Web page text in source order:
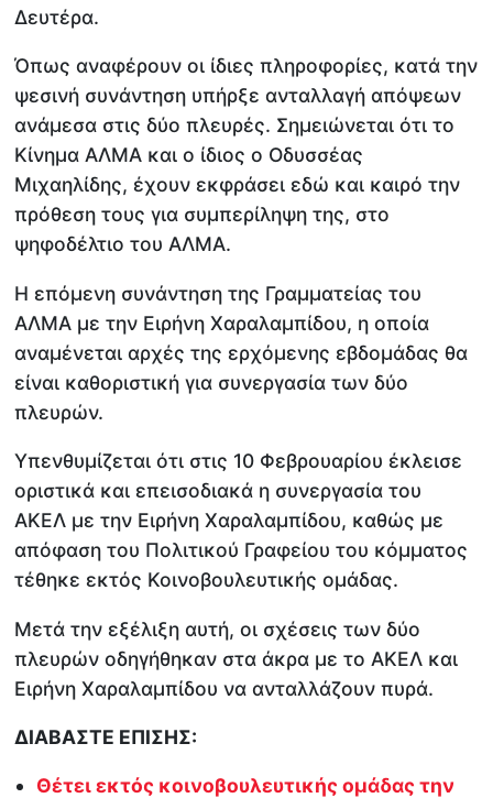
Δευτέρα.
Όπως αναφέρουν οι ίδιες πληροφορίες, κατά την
ψεσινή συνάντηση υπήρξε ανταλλαγή απόψεων
ανάμεσα στις δύο πλευρές. Σημειώνεται ότι το
Κίνημα ΑΛΜΑ και ο ίδιος ο Οδυσσέας
Μιχαηλίδης, έχουν εκφράσει εδώ και καιρό την
πρόθεση τους για συμπερίληψη της, στο
ψηφοδέλτιο του ΑΛΜΑ.
Η επόμενη συνάντηση της Γραμματείας του
ΑΛΜΑ με την Ειρήνη Χαραλαμπίδου, η οποία
αναμένεται αρχές της ερχόμενης εβδομάδας θα
είναι καθοριστική για συνεργασία των δύο
πλευρών.
Υπενθυμίζεται ότι στις 10 Φεβρουαρίου έκλεισε
οριστικά και επεισοδιακά η συνεργασία του
ΑΚΕΛ με την Ειρήνη Χαραλαμπίδου, καθώς με
απόφαση του Πολιτικού Γραφείου του κόμματος
τέθηκε εκτός Κοινοβουλευτικής ομάδας.
Μετά την εξέλιξη αυτή, οι σχέσεις των δύο
πλευρών οδηγήθηκαν στα άκρα με το ΑΚΕΛ και
Ειρήνη Χαραλαμπίδου να ανταλλάζουν πυρά.
ΔΙΑΒΑΣΤΕ ΕΠΙΣΗΣ:
Θέτει εκτός κοινοβουλευτικής ομάδας την